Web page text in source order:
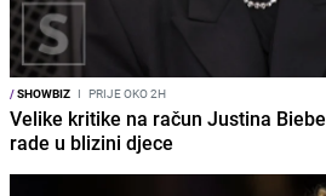
/SHOWBIZ I PRIJE OKO 2H
Velike kritike na račun Justina
rade u blizini djece